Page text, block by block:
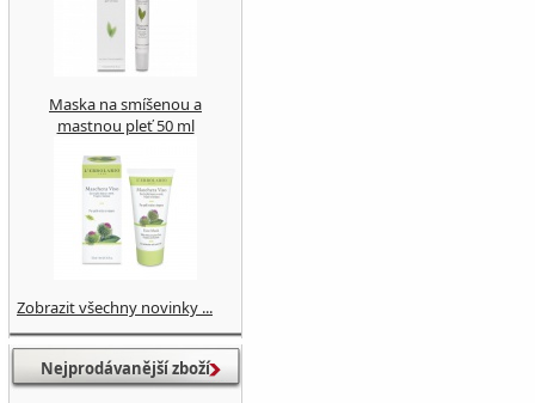
Maska na smíšenou a
mastnou pleť 50 ml
Zobrazit všechny novinky ...
Nejprodávanější zboží